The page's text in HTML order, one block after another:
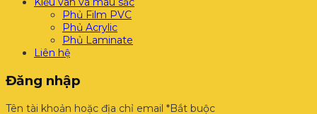
Phủ Film PVC
Phủ Acrylic
Phủ Laminate
Liên hệ
Đăng nhập
Tên tài khoản hoặc địa chỉ email *Bắt buộc